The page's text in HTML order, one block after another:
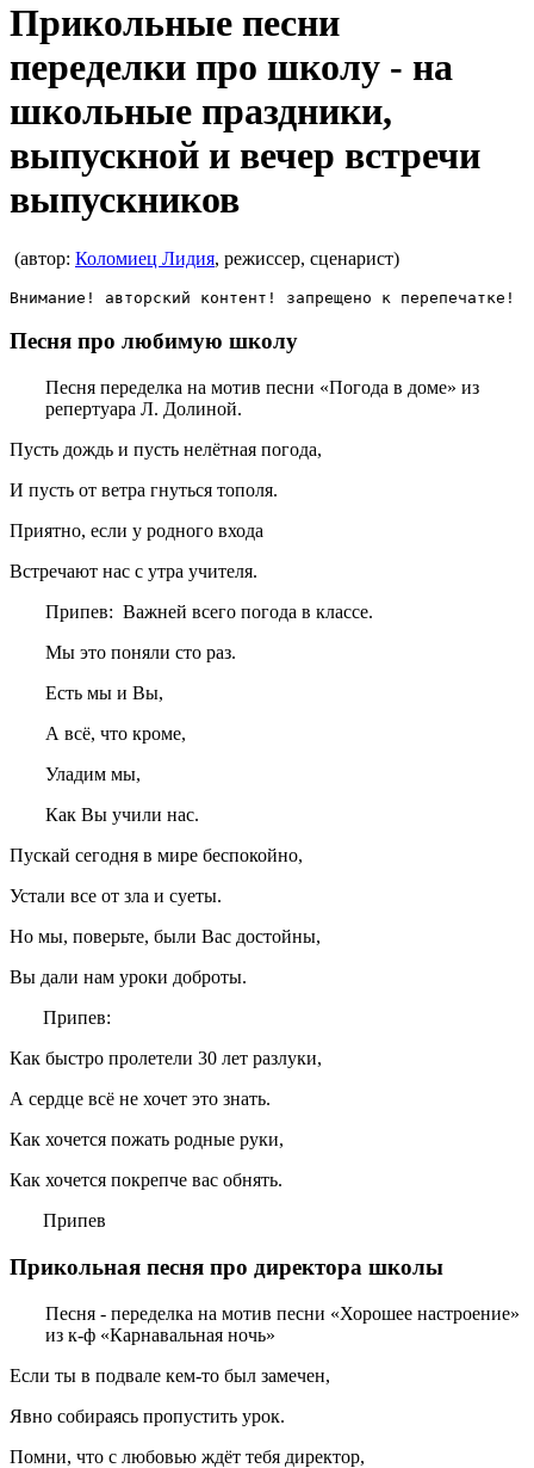
Прикольные песни
переделки про школу - на
школьные праздники,
выпускной и вечер встречи
выпускников
(автор: Коломиец Лидия, режиссер, сценарист)
Внимание! авторский контент! запрещено к перепечатке!
Песня про любимую школу
Песня переделка на мотив песни «Погода в доме» из
репертуара Л. Долиной.
Пусть дождь и пусть нелётная погода,
И пусть от ветра гнуться тополя.
Приятно, если у родного входа
Встречают нас с утра учителя.
Припев: Важней всего погода в классе.
Мы это поняли сто раз.
Есть мы и Вы,
А всё, что кроме,
Уладим мы,
Как Вы учили нас.
Пускай сегодня в мире беспокойно,
Устали все от зла и суеты.
Но мы, поверьте, были Вас достойны,
Вы дали нам уроки доброты.
Припев:
Как быстро пролетели 30 лет разлуки,
А сердце всё не хочет это знать.
Как хочется пожать родные руки,
Как хочется покрепче вас обнять.
Припев
Прикольная песня про директора школы
Песня - переделка на мотив песни «Хорошее настроение»
из к-ф «Карнавальная ночь»
Если ты в подвале кем-то был замечен,
Явно собираясь пропустить урок.
Помни, что с любовью ждёт тебя директор,